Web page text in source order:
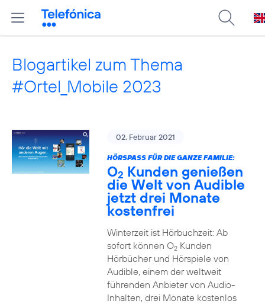
Blogartikel zum Thema
#Ortel_Mobile 2023
02. Februar 2021
HÖRSPASS FÜR DIE GANZE FAMILIE:
O2 Kunden genießen
die Welt von Audible
jetzt drei Monate
kostenfrei
Winterzeit ist Hörbuchzeit: Ab
sofort können O2Kunden
Hörbücher und Hörspiele von
Audible, einem der weltweit
führenden Anbieter von Audio-
Inhalten, drei Monate kostenlos